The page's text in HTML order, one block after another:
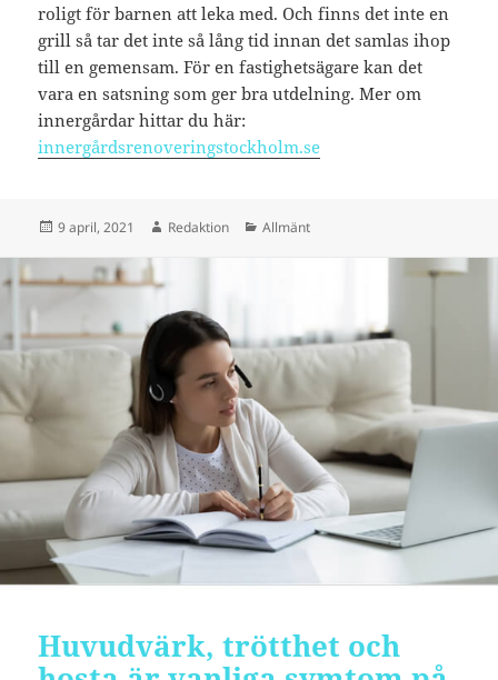
roligt för barnen att leka med. Och finns det inte en
grill så tar det inte så lång tid innan det samlas ihop
till en gemensam. För en fastighetsägare kan det
vara en satsning som ger bra utdelning. Mer om
innergårdar hittar du här:
innergårdsrenoveringstockholm.se
Postat
9 april, 2021 Författare
Redaktion Kategorier
Allmänt
Huvudvärk, trötthet och